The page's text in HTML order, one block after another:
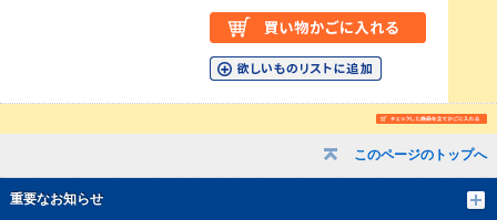
このページのトップへ
重要なお知らせ